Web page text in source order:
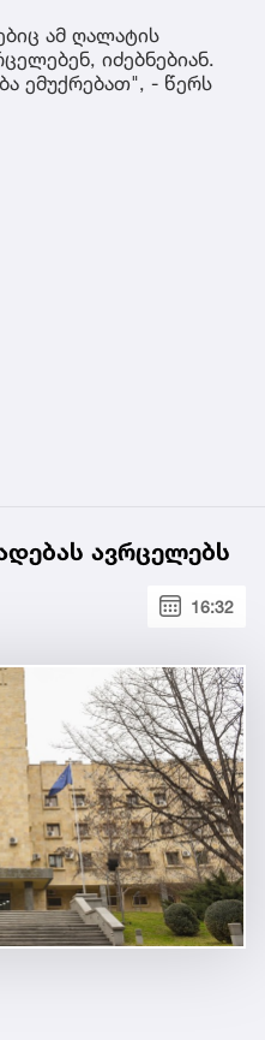
ამ ღალატის
იძებნებიან.
ემუქრებათ", - წერს
ავრცელებს
16:32